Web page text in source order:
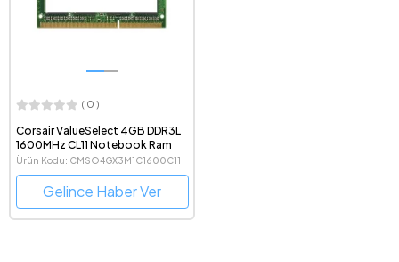
( 0 )
Corsair ValueSelect 4GB DDR3L
1600MHz CL11 Notebook Ram
Ürün Kodu: CMSO4GX3M1C1600C11
Gelince Haber Ver